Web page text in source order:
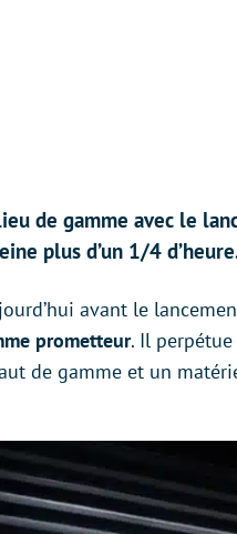
de gamme avec le
plus d’un 1/4
avant le
prometteur. Il
de gamme et un